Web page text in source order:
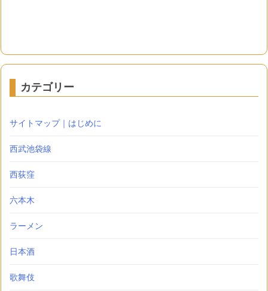
カテゴリー
サイトマップ｜はじめに
西武池袋線
西荻窪
六本木
ラーメン
日本酒
歌舞伎